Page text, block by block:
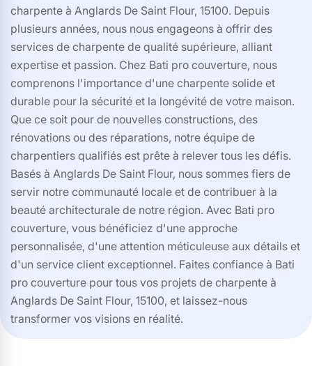
charpente à Anglards De Saint Flour, 15100. Depuis
plusieurs années, nous nous engageons à offrir des
services de charpente de qualité supérieure, alliant
expertise et passion. Chez Bati pro couverture, nous
comprenons l'importance d'une charpente solide et
durable pour la sécurité et la longévité de votre maison.
Que ce soit pour de nouvelles constructions, des
rénovations ou des réparations, notre équipe de
charpentiers qualifiés est prête à relever tous les défis.
Basés à Anglards De Saint Flour, nous sommes fiers de
servir notre communauté locale et de contribuer à la
beauté architecturale de notre région. Avec Bati pro
couverture, vous bénéficiez d'une approche
personnalisée, d'une attention méticuleuse aux détails et
d'un service client exceptionnel. Faites confiance à Bati
pro couverture pour tous vos projets de charpente à
Anglards De Saint Flour, 15100, et laissez-nous
transformer vos visions en réalité.